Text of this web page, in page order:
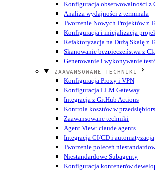
Konfiguracja obserwowalności z
Analiza wydajności z terminala
Tworzenie Nowych Projektów z
Konfiguracja i inicjalizacja
Refaktoryzacja na Dużą Skalę z
Skanowanie bezpieczeństwa z
Generowanie i wykonywanie
ZAAWANSOWANE TECHNIKI
Konfiguracja Proxy i VPN
Konfiguracja LLM Gateway
Integracja z GitHub Actions
Kontrola kosztów w
Zaawansowane techniki
Agent View: claude agents
Integracja CI/CD i automatyzacja
Tworzenie poleceń
Niestandardowe Subagenty
Konfiguracja kontenerów